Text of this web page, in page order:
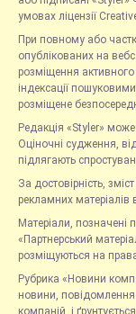
умовах ліцензії
При повному або
опублікованих на
розміщення
індексації
розміщене
Редакція «Styler» може
Оціночні судження,
підлягають
За достовірність,
рекламних матеріалів
Матеріали, позначені
«Партнерський
розміщуються на
Рубрика «Новини
новини, повідомлення